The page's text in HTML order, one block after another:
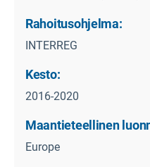
Rahoitusohjelma:
INTERREG
Kesto:
2016-2020
Maantieteellinen
Europe